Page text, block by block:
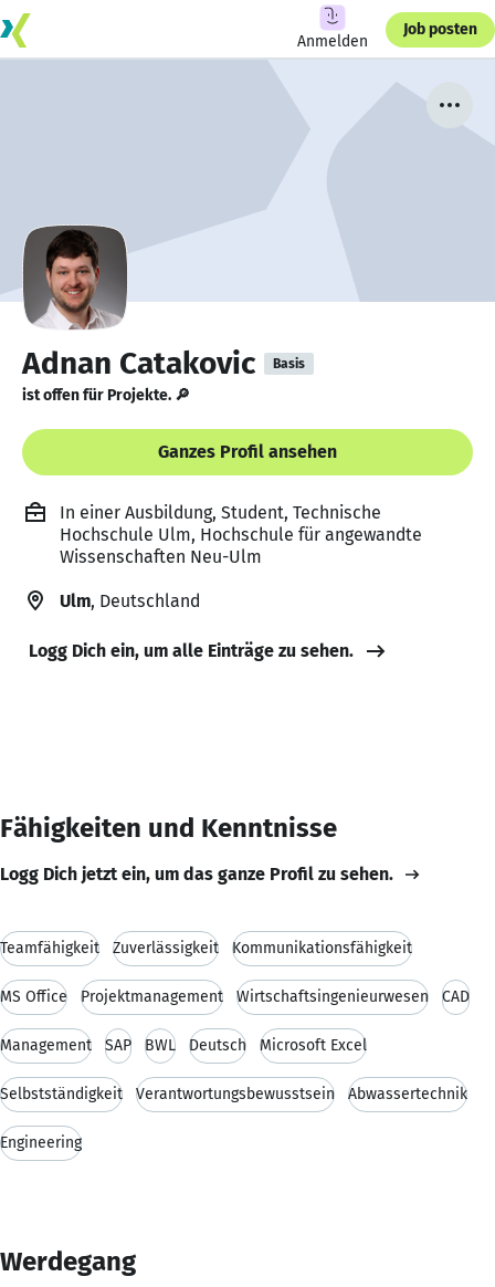
Anmelden
Job posten
Adnan Catakovic Basis
ist offen für Projekte. 🔎
Ganzes Profil ansehen
In einer Ausbildung, Student, Technische
Hochschule Ulm, Hochschule für angewandte
Wissenschaften Neu-Ulm
Ulm, Deutschland
Logg Dich ein, um alle Einträge zu sehen.
Fähigkeiten und Kenntnisse
Logg Dich jetzt ein, um das ganze Profil zu sehen.
Teamfähigkeit Zuverlässigkeit Kommunikationsfähigkeit
MS Office Projektmanagement Wirtschaftsingenieurwesen CAD
Management SAP BWL Deutsch Microsoft Excel
Selbstständigkeit Verantwortungsbewusstsein Abwassertechnik
Engineering
Werdegang